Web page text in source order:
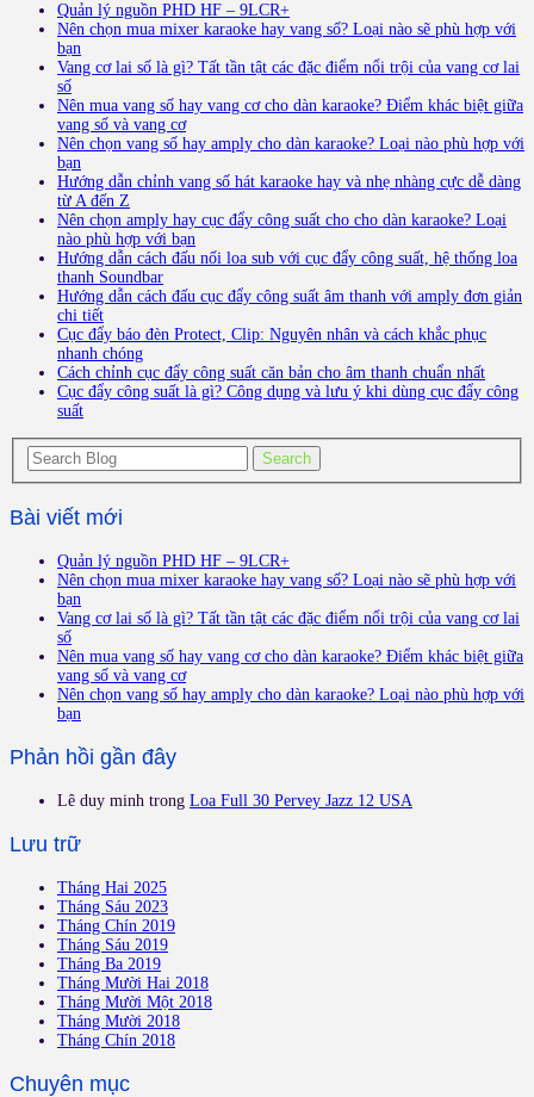
Quản lý nguồn PHD HF – 9LCR+
Nên chọn mua mixer karaoke hay vang số? Loại nào sẽ phù hợp với
bạn
Vang cơ lai số là gì? Tất tần tật các đặc điểm nổi trội của vang cơ lai
số
Nên mua vang số hay vang cơ cho dàn karaoke? Điểm khác biệt giữa
vang số và vang cơ
Nên chọn vang số hay amply cho dàn karaoke? Loại nào phù hợp với
bạn
Hướng dẫn chỉnh vang số hát karaoke hay và nhẹ nhàng cực dễ dàng
từ A đến Z
Nên chọn amply hay cục đẩy công suất cho cho dàn karaoke? Loại
nào phù hợp với bạn
Hướng dẫn cách đấu nối loa sub với cục đẩy công suất, hệ thống loa
thanh Soundbar
Hướng dẫn cách đấu cục đẩy công suất âm thanh với amply đơn giản
chi tiết
Cục đẩy báo đèn Protect, Clip: Nguyên nhân và cách khắc phục
nhanh chóng
Cách chỉnh cục đẩy công suất căn bản cho âm thanh chuẩn nhất
Cục đẩy công suất là gì? Công dụng và lưu ý khi dùng cục đẩy công
suất
Bài viết mới
Quản lý nguồn PHD HF – 9LCR+
Nên chọn mua mixer karaoke hay vang số? Loại nào sẽ phù hợp với
bạn
Vang cơ lai số là gì? Tất tần tật các đặc điểm nổi trội của vang cơ lai
số
Nên mua vang số hay vang cơ cho dàn karaoke? Điểm khác biệt giữa
vang số và vang cơ
Nên chọn vang số hay amply cho dàn karaoke? Loại nào phù hợp với
bạn
Phản hồi gần đây
Lê duy minh trong Loa Full 30 Pervey Jazz 12 USA
Lưu trữ
Tháng Hai 2025
Tháng Sáu 2023
Tháng Chín 2019
Tháng Sáu 2019
Tháng Ba 2019
Tháng Mười Hai 2018
Tháng Mười Một 2018
Tháng Mười 2018
Tháng Chín 2018
Chuyên mục